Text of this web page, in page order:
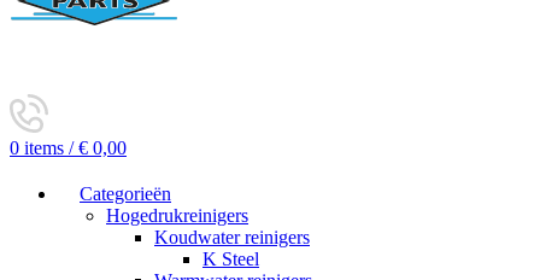
0 items / € 0,00
Categorieën
Hogedrukreinigers
Koudwater reinigers
K Steel